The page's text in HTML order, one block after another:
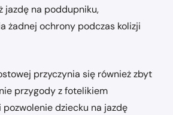
jazdę na poddupniku,
żadnej ochrony podczas kolizji
przyczynia się również zbyt
przygody z fotelikiem
dziecku na jazdę